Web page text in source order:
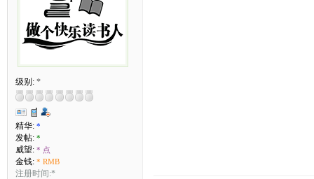
级别: *
精华: *
发帖: *
威望: * 点
金钱: * RMB
注册时间:*